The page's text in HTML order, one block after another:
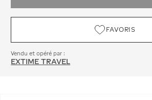
FAVORIS
Vendu et opéré par :
EXTIME TRAVEL